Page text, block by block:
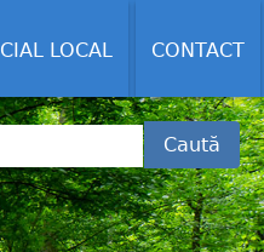
LOCAL CONTACT
Caută